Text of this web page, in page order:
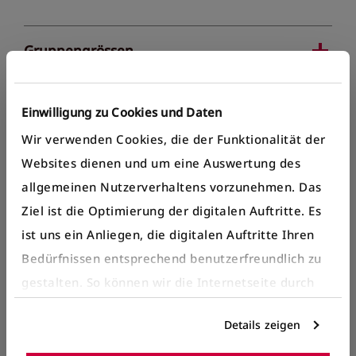
Einwilligung zu Cookies und Daten
Wir verwenden Cookies, die der Funktionalität der
Websites dienen und um eine Auswertung des
allgemeinen Nutzerverhaltens vorzunehmen. Das
Ziel ist die Optimierung der digitalen Auftritte. Es
ist uns ein Anliegen, die digitalen Auftritte Ihren
Bedürfnissen entsprechend benutzerfreundlich zu
gestalten. So können wir die Internetseite durch
Internetseite, die für Sie interessant sein können,
Details zeigen
Gruppengrössen
Sichern Sie sich Ihr Ticket
oder Ihren Gutschein